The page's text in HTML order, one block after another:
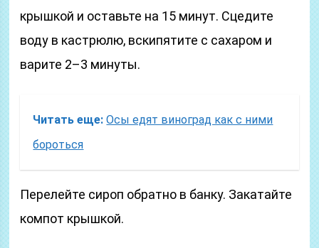
крышкой и оставьте на 15 минут. Сцедите
воду в кастрюлю, вскипятите с сахаром и
варите 2–3 минуты.
Читать еще: Осы едят виноград как с ними
бороться
Перелейте сироп обратно в банку. Закатайте
компот крышкой.